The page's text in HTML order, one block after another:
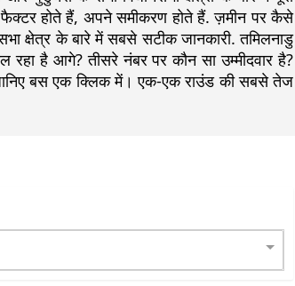
फैक्टर होते हैं, अपने समीकरण होते हैं. ज़मीन पर कैसे
क्षेत्र के बारे में सबसे सटीक जानकारी. तमिलनाडु
है आगे? तीसरे नंबर पर कौन सा उम्मीदवार है?
जानिए बस एक क्लिक में। एक-एक राउंड की सबसे तेज